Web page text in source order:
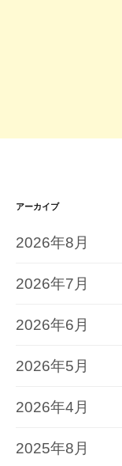
アーカイブ
2026年8月
2026年7月
2026年6月
2026年5月
2026年4月
2025年8月